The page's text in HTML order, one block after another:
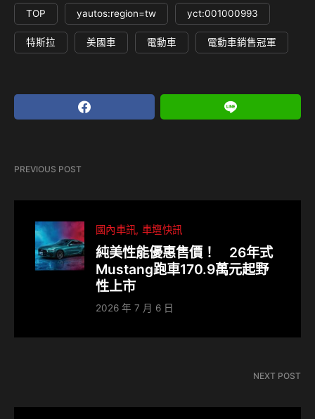
TOP yautos:region=tw yct:001000993
特斯拉 美國車 電動車 電動車銷售冠軍
PREVIOUS POST
國內車訊 車壇快訊
純美性能優惠售價！ 26年式
Mustang跑車170.9萬元起野
性上市
2026 年 7 月 6 日
NEXT POST